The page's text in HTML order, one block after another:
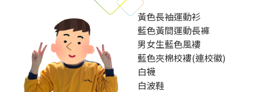
黃色長袖運動衫
藍色黃間運動長褲
男女生藍色風褸
藍色夾棉校褸(連校徽)
白襪
白波鞋